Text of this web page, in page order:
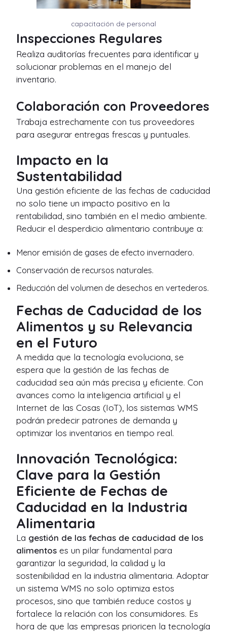
capacitación de personal
Inspecciones Regulares
Realiza auditorías frecuentes para identificar y
solucionar problemas en el manejo del
inventario.
Colaboración con Proveedores
Trabaja estrechamente con tus proveedores
para asegurar entregas frescas y puntuales.
Impacto en la
Sustentabilidad
Una gestión eficiente de las fechas de caducidad
no solo tiene un impacto positivo en la
rentabilidad, sino también en el medio ambiente.
Reducir el desperdicio alimentario contribuye a:
Menor emisión de gases de efecto invernadero.
Conservación de recursos naturales.
Reducción del volumen de desechos en vertederos.
Fechas de Caducidad de los
Alimentos y su Relevancia
en el Futuro
A medida que la tecnología evoluciona, se
espera que la gestión de las fechas de
caducidad sea aún más precisa y eficiente. Con
avances como la inteligencia artificial y el
Internet de las Cosas (IoT), los sistemas WMS
podrán predecir patrones de demanda y
optimizar los inventarios en tiempo real.
Innovación Tecnológica:
Clave para la Gestión
Eficiente de Fechas de
Caducidad en la Industria
Alimentaria
La gestión de las fechas de caducidad de los
alimentos es un pilar fundamental para
garantizar la seguridad, la calidad y la
sostenibilidad en la industria alimentaria. Adoptar
un sistema WMS no solo optimiza estos
procesos, sino que también reduce costos y
fortalece la relación con los consumidores. Es
hora de que las empresas prioricen la tecnología